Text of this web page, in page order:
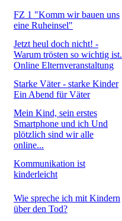
FZ 1 "Komm wir bauen uns
eine Ruheinsel"
Jetzt heul doch nicht! -
Warum trösten so wichtig ist.
Online Elternveranstaltung
Starke Väter - starke Kinder
Ein Abend für Väter
Mein Kind, sein erstes
Smartphone und ich Und
plötzlich sind wir alle
online...
Kommunikation ist
kinderleicht
Wie spreche ich mit Kindern
über den Tod?